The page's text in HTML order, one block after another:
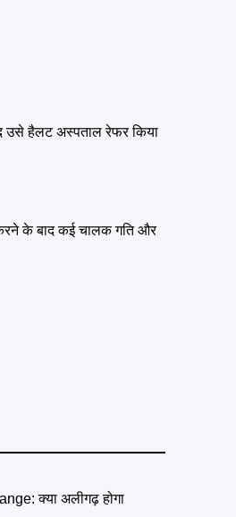
उसे हैलट अस्पताल रेफर किया
के बाद कई चालक गति और